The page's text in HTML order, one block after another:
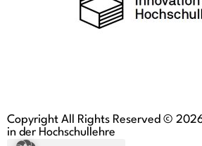
Copyright All Rights Reserved ©
in der Hochschullehre